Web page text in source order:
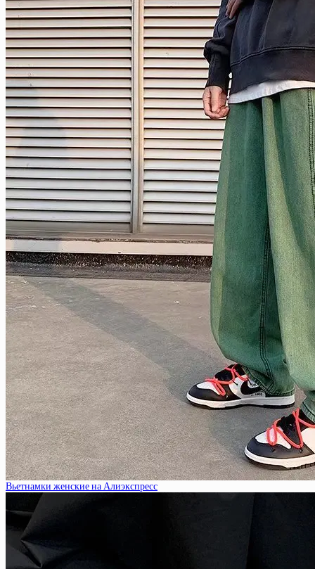
Вьетнамки женские на Алиэкспресс